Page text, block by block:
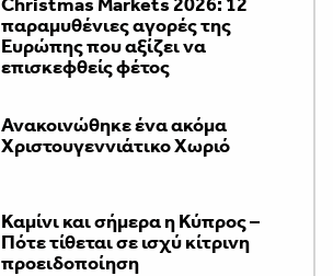
παραμυθένιες αγορές της
Ευρώπης που αξίζει να
επισκεφθείς φέτος
Ανακοινώθηκε ένα ακόμα
Χριστουγεννιάτικο Χωριό
Καμίνι και σήμερα η Κύπρος –
Πότε τίθεται σε ισχύ κίτρινη
προειδοποίηση